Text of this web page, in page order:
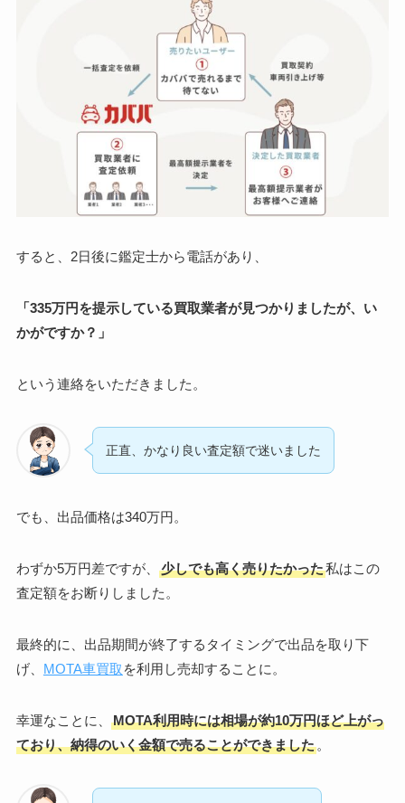
すると、2日後に鑑定士から電話があり、
「335万円を提示している買取業者が見つかりましたが、い
かがですか？」
という連絡をいただきました。
正直、かなり良い査定額で迷いました
でも、出品価格は340万円。
わずか5万円差ですが、 少しでも高く売りたかった私はこの
査定額をお断りしました。
最終的に、出品期間が終了するタイミングで出品を取り下
げ、 MOTA車買取 を利用し売却することに。
幸運なことに、
MOTA利用時には相場が約10万円ほど上がっ
ており、納得のいく金額で売ることができました。